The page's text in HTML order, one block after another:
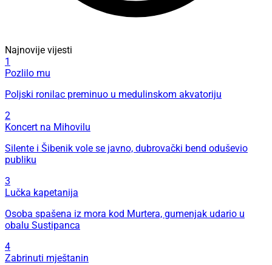
Najnovije vijesti
1
Pozlilo mu
Poljski ronilac preminuo u medulinskom akvatoriju
2
Koncert na Mihovilu
Silente i Šibenik vole se javno, dubrovački bend oduševio
publiku
3
Lučka kapetanija
Osoba spašena iz mora kod Murtera, gumenjak udario u
obalu Sustipanca
4
Zabrinuti mještanin